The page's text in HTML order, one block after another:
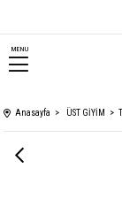
MENU
Anasayfa ÜST GİYİM